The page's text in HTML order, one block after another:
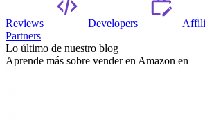
Reviews Developers
Partners
Lo último de nuestro blog
Aprende más sobre vender en Amazon en